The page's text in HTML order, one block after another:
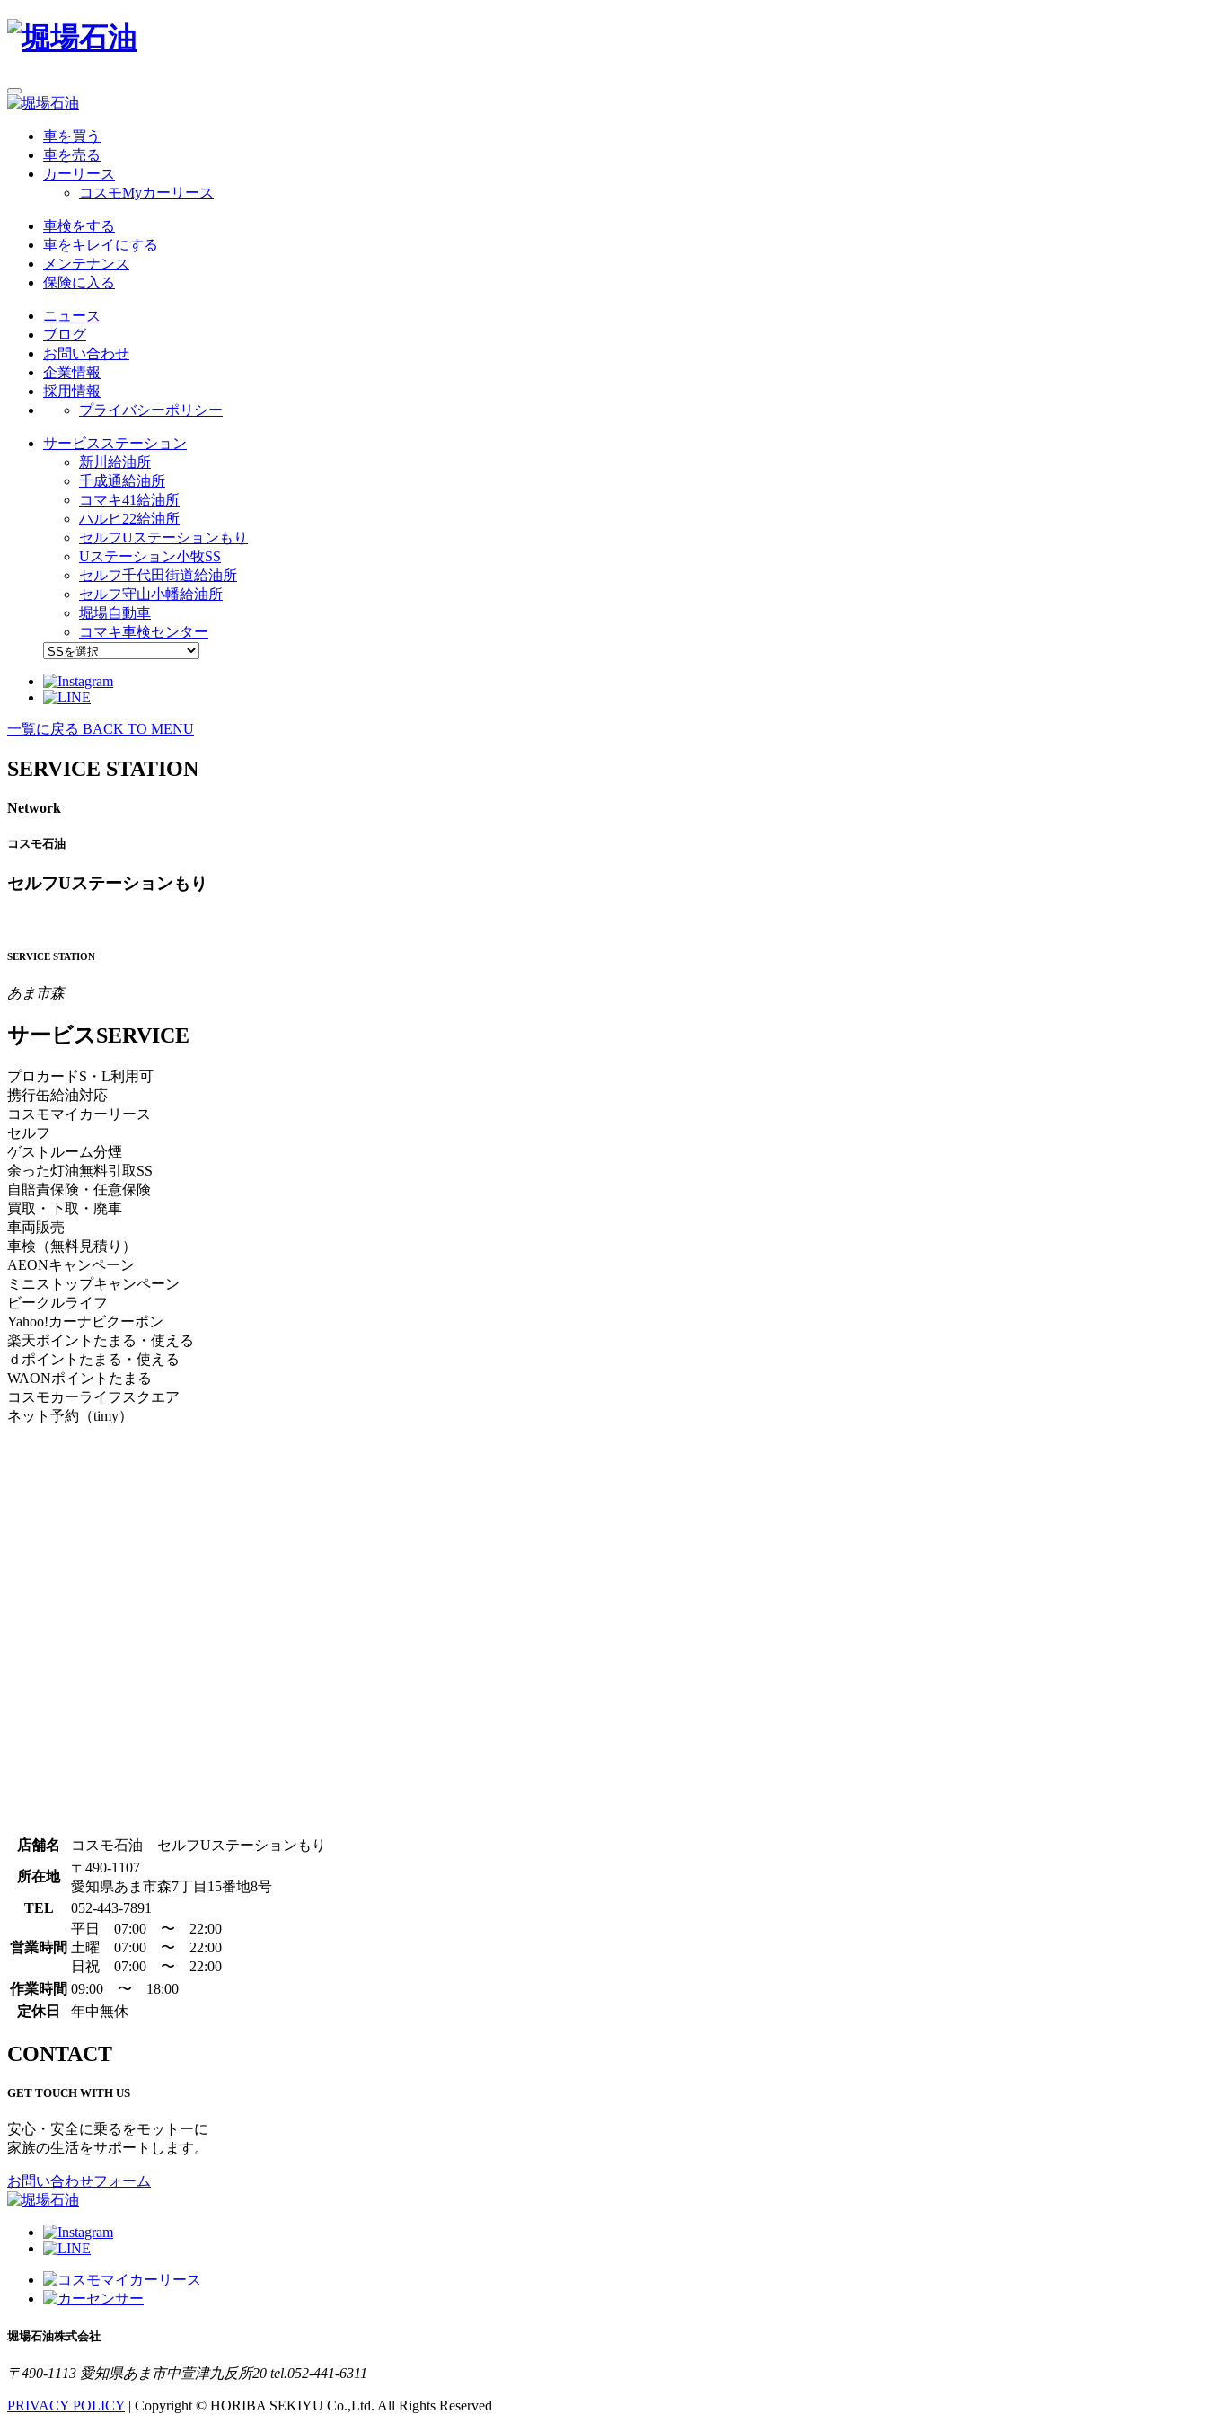
車を買う
車を売る
カーリース
コスモMyカーリース
車検をする
車をキレイにする
メンテナンス
保険に入る
ニュース
ブログ
お問い合わせ
企業情報
採用情報
プライバシーポリシー
サービスステーション
新川給油所
千成通給油所
コマキ41給油所
ハルヒ22給油所
セルフUステーションもり
Uステーション小牧SS
セルフ千代田街道給油所
セルフ守山小幡給油所
堀場自動車
コマキ車検センター
一覧に戻る BACK TO MENU
SERVICE STATION
Network
コスモ石油
セルフUステーションもり
SERVICE STATION
あま市森
サービスSERVICE
プロカードS・L利用可
携行缶給油対応
コスモマイカーリース
セルフ
ゲストルーム分煙
余った灯油無料引取SS
自賠責保険・任意保険
買取・下取・廃車
車両販売
車検（無料見積り）
AEONキャンペーン
ミニストップキャンペーン
ビークルライフ
Yahoo!カーナビクーポン
楽天ポイントたまる・使える
ｄポイントたまる・使える
WAONポイントたまる
コスモカーライフスクエア
ネット予約（timy）
店舗名 コスモ石油 セルフUステーションもり
所在地
〒490-1107
愛知県あま市森7丁目15番地8号
TEL
052-443-7891
営業時間
平日 07:00 〜 22:00
土曜 07:00 〜 22:00
日祝 07:00 〜 22:00
作業時間 09:00 〜 18:00
定休日
年中無休
CONTACT
GET TOUCH WITH US
安心・安全に乗るをモットーに
家族の生活をサポートします。
お問い合わせフォーム
堀場石油株式会社
〒490-1113 愛知県あま市中萱津九反所20 tel.052-441-6311
PRIVACY POLICY Copyright © HORIBA SEKIYU Co.,Ltd. All Rights Reserved